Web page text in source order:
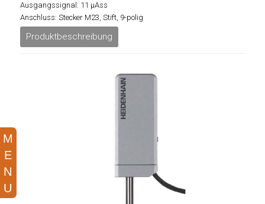
Ausgangssignal: 11 µAss
Anschluss: Stecker M23, Stift, 9-polig
Produktbeschreibung